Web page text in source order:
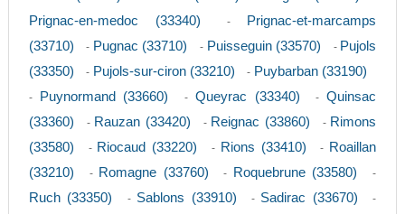
Prignac-en-medoc (33340) -
Prignac-et-marcamps
(33710)
- Pugnac (33710) - Puisseguin (33570) - Pujols
(33350)
- Pujols-sur-ciron (33210) - Puybarban (33190)
- Puynormand (33660) - Queyrac (33340) -Quinsac
(33360)
- Rauzan (33420) - Reignac (33860) - Rimons
(33580)
- Riocaud (33220) - Rions (33410) - Roaillan
(33210)
- Romagne (33760) - Roquebrune (33580) -
Ruch (33350) - Sablons (33910) - Sadirac (33670) -